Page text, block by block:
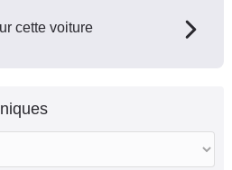
cette voiture